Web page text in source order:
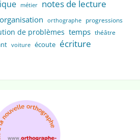
métier notes de lecture
organisation orthographe progressions
de problèmes temps théâtre
voiture écoute écriture